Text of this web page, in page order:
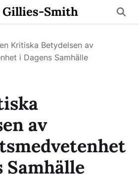
Gillies-Smith
Kritiska Betydelsen av
i Dagens Samhälle
av
Samhälle